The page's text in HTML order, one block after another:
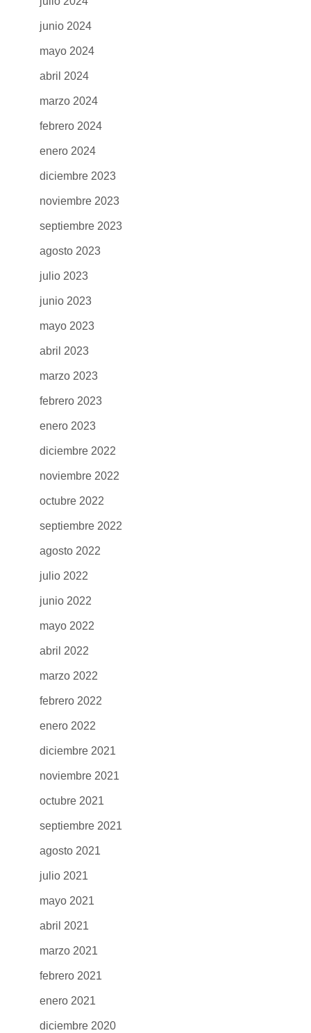
junio 2024
mayo 2024
abril 2024
marzo 2024
febrero 2024
enero 2024
diciembre 2023
noviembre 2023
septiembre 2023
agosto 2023
julio 2023
junio 2023
mayo 2023
abril 2023
marzo 2023
febrero 2023
enero 2023
diciembre 2022
noviembre 2022
octubre 2022
septiembre 2022
agosto 2022
julio 2022
junio 2022
mayo 2022
abril 2022
marzo 2022
febrero 2022
enero 2022
diciembre 2021
noviembre 2021
octubre 2021
septiembre 2021
agosto 2021
julio 2021
mayo 2021
abril 2021
marzo 2021
febrero 2021
enero 2021
diciembre 2020